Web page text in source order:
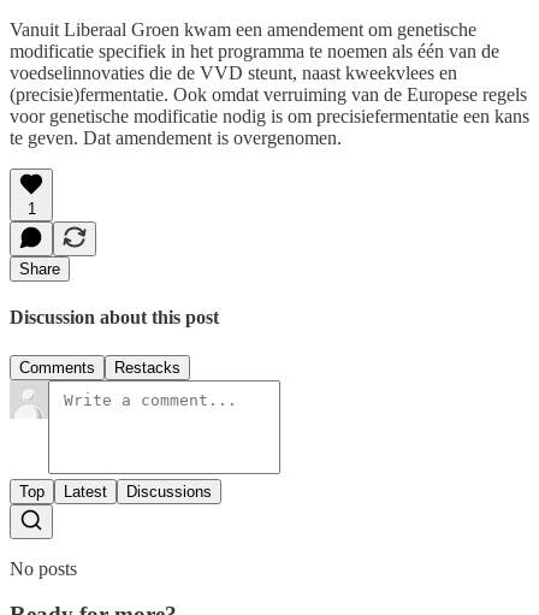
Vanuit Liberaal Groen kwam een amendement om genetische
modificatie specifiek in het programma te noemen als één van de
voedselinnovaties die de VVD steunt, naast kweekvlees en
(precisie)fermentatie. Ook omdat verruiming van de Europese regels
voor genetische modificatie nodig is om precisiefermentatie een kans
te geven. Dat amendement is overgenomen.
1
Share
Discussion about this post
Comments Restacks
Top Latest Discussions
No posts